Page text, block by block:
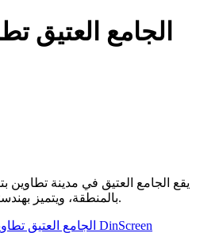
الجامع العتيق
يقع الجامع العتيق في مدينة تطاوين
بالمنطقة، ويتميز بهندسته المعمارية المحلية البسيطة.
الجامع العتيق DinScreen